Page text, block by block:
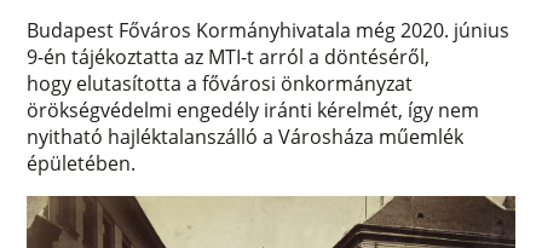
Budapest Főváros Kormányhivatala még 2020. június
9-én tájékoztatta az MTI-t arról a döntéséről,
hogy elutasította a fővárosi önkormányzat
örökségvédelmi engedély iránti kérelmét, így nem
nyitható hajléktalanszálló a Városháza műemlék
épületében.